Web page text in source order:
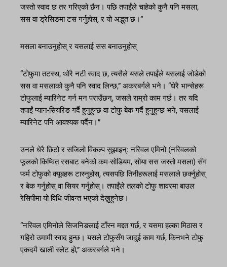
जस्तो स्वाद छ तर गरिएको छैन। पछि तपाईंले चाहेको कुनै पनि मसला,
सस वा ड्रेसिङमा टस गर्नुहोस्, र यो अद्भुत छ।”
मसला बनाउनुहोस् र यसलाई सस बनाउनुहोस्
“टोफुमा तटस्थ, थोरै नटी स्वाद छ, त्यसैले यसले तपाईंले यसलाई जोडेको
सस वा मसलाको कुनै पनि स्वाद लिन्छ,” अकरबर्गले भने। “धेरै भान्सेहरू
टोफुलाई म्यारिनेट गर्न मन पराउँछन्, जसले राम्रो काम गर्छ। तर यदि
तपाईं प्यान-सियरिङ गर्दै हुनुहुन्छ वा टोफु बेक गर्दै हुनुहुन्छ भने, यसलाई
म्यारिनेट पनि आवश्यक पर्दैन।”
उनले धेरै छिटो र सजिलो विकल्प सुझाइन्: नरिवल एमिनो (नरिवलको
फूलको किण्वित रसबाट बनेको कम-सोडियम, सोया सस जस्तो मसला) सँग
फर्म टोफुको क्यूबहरू टास्नुहोस्, त्यसपछि तिनीहरूलाई मसलाले छर्क्नुहोस्
र बेक गर्नुहोस् वा सियर गर्नुहोस्। तपाईंले तलको टोफु शावरमा बाउल
रेसिपीमा यो विधि जीवन्त भएको देख्नुहुनेछ।
“नरिवल एमिनोले सिजनिङलाई टाँस्न मद्दत गर्छ, र यसमा हल्का मिठास र
गहिरो उमामी स्वाद हुन्छ। यसले टोफुसँग जादुई काम गर्छ, किनभने टोफु
एकदमै खाली स्लेट हो,” अकरबर्गले भने।